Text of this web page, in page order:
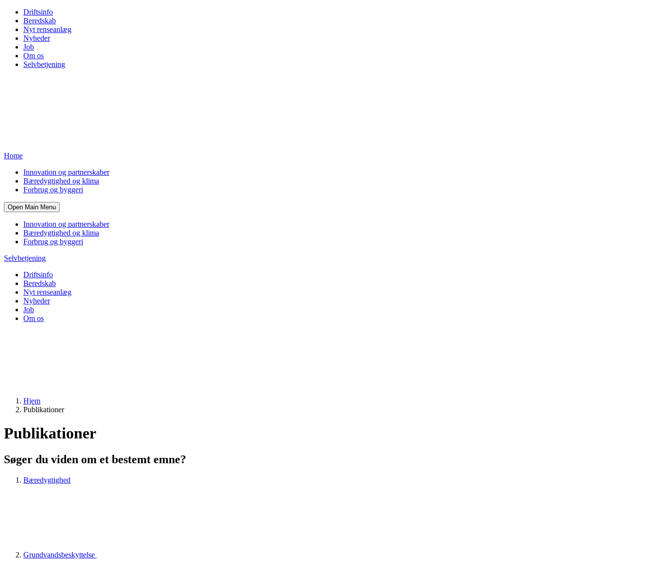
Driftsinfo
Beredskab
Nyt renseanlæg
Nyheder
Job
Om os
Selvbetjening
Home
Innovation og partnerskaber
Bæredygtighed og klima
Forbrug og byggeri
Open Main Menu
Innovation og partnerskaber
Bæredygtighed og klima
Forbrug og byggeri
Selvbetjening
Driftsinfo
Beredskab
Nyt renseanlæg
Nyheder
Job
Om os
Hjem
Publikationer
Publikationer
Søger du viden om et bestemt emne?
Bæredygtighed
Grundvandsbeskyttelse